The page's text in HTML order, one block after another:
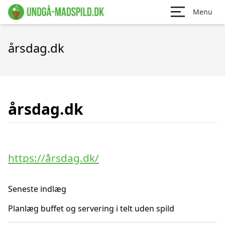
Menu
årsdag.dk
årsdag.dk
https://årsdag.dk/
Seneste indlæg
Planlæg buffet og servering i telt uden spild